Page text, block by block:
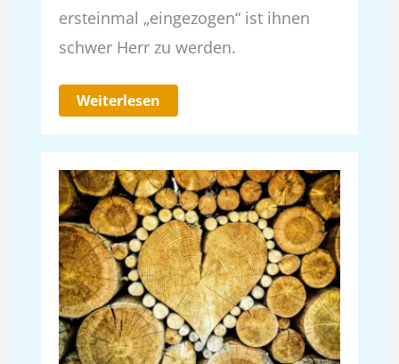
ersteinmal „eingezogen“ ist ihnen
schwer Herr zu werden.
Weiterlesen